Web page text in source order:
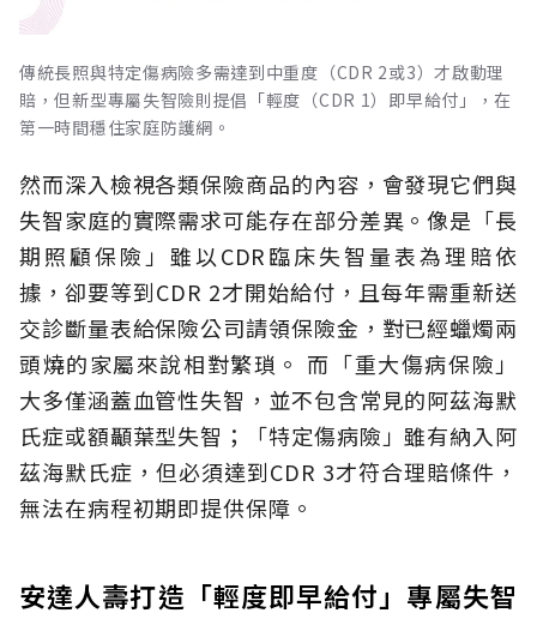
傳統長照與特定傷病險多需達到中重度（CDR 2或3）才啟動理
賠，但新型專屬失智險則提倡「輕度（CDR 1）即早給付」，在
第一時間穩住家庭防護網。
然而深入檢視各類保險商品的內容，會發現它們與
失智家庭的實際需求可能存在部分差異。像是「長
期照顧保險」雖以CDR臨床失智量表為理賠依
據，卻要等到CDR 2才開始給付，且每年需重新送
交診斷量表給保險公司請領保險金，對已經蠟燭兩
頭燒的家屬來說相對繁瑣。 而「重大傷病保險」
大多僅涵蓋血管性失智，並不包含常見的阿茲海默
氏症或額顳葉型失智；「特定傷病險」雖有納入阿
茲海默氏症，但必須達到CDR 3才符合理賠條件，
無法在病程初期即提供保障。
安達人壽打造「輕度即早給付」專屬失智